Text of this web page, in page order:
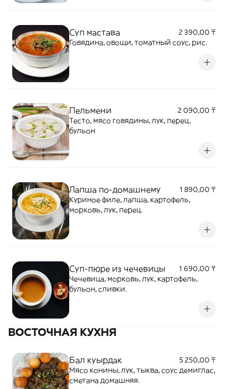
Суп мастава
2 390,00 ₸
Говядина, овощи, томатный соус, рис.
Пельмени
2 090,00 ₸
Тесто, мясо говядины, лук, перец,
бульон
Лапша по-домашнему
1 890,00 ₸
Куриное филе, лапша, картофель,
морковь, лук, перец.
Суп-пюре из чечевицы
1 690,00 ₸
Чечевица, морковь, лук, картофель,
бульон, сливки.
ВОСТОЧНАЯ КУХНЯ
Бал куырдак
5 250,00 ₸
Мясо конины, лук, тыква, соус демиглас,
сметана домашняя.